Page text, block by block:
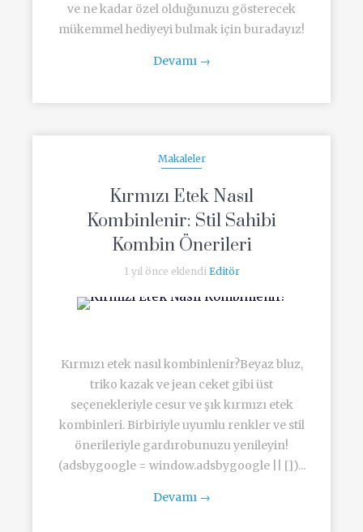
ve ne kadar özel olduğunuzu gösterecek
mükemmel hediyeyi bulmak için buradayız!
Devamı →
Makaleler
Kırmızı Etek Nasıl
Kombinlenir: Stil Sahibi
Kombin Önerileri
1 yıl önce eklendi Editör
Kırmızı etek nasıl kombinlenir?Beyaz bluz,
triko kazak ve jean ceket gibi üst
seçenekleriyle cesur ve şık kırmızı etek
kombinleri. Birbiriyle uyumlu renkler ve stil
önerileriyle gardırobunuzu yenileyin!
(adsbygoogle = window.adsbygoogle || [])...
Devamı →